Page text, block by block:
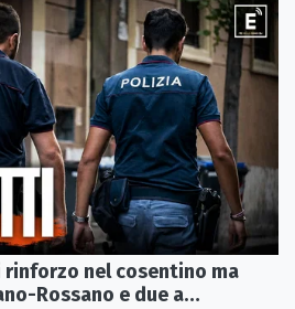
rinforzo nel cosentino ma
Rossano e due a